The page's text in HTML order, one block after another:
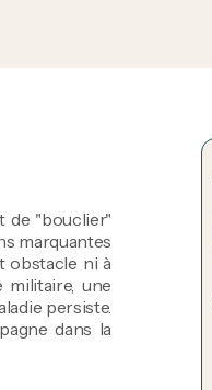
de "bouclier"
marquantes
obstacle ni à
militaire, une
persiste.
dans la